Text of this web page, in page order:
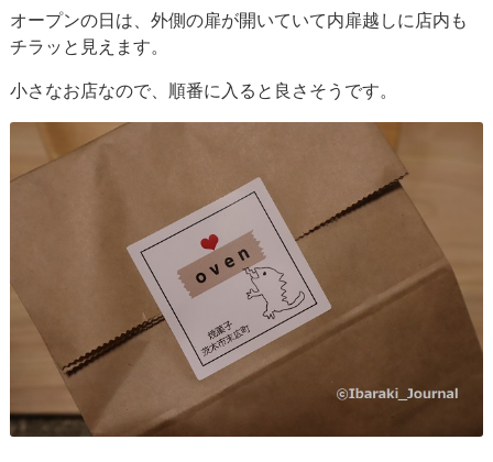
オープンの日は、外側の扉が開いていて内扉越しに店内も
チラッと見えます。
小さなお店なので、順番に入ると良さそうです。